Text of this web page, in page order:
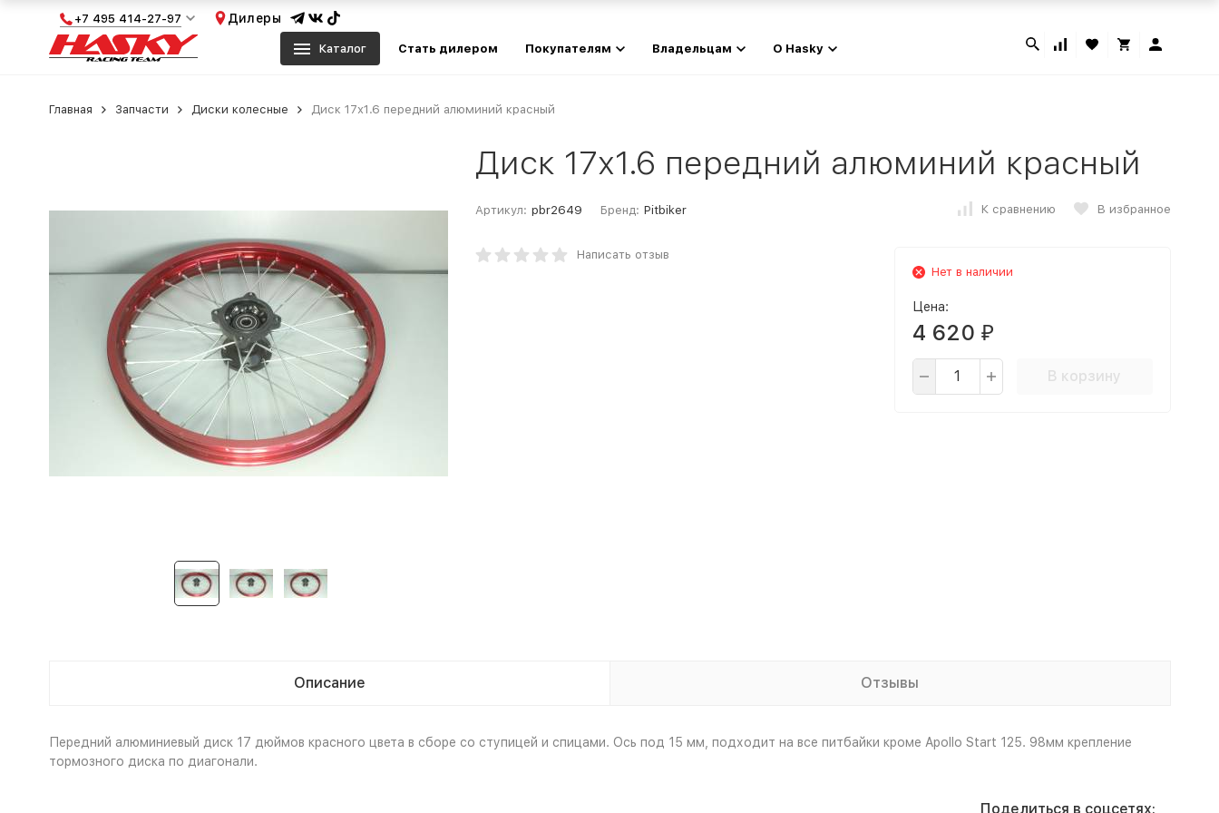
+7 495 414-27-97 Дилеры
Каталог Стать дилером Покупателям Владельцам О Hasky
Главная Запчасти Диски колесные Диск 17х1.6 передний алюминий красный
Диск 17х1.6 передний алюминий красный
Артикул: pbr2649 Бренд: Pitbiker К сравнению В избранное
Написать отзыв
Нет в наличии
Цена:
4 620 ₽
В корзину
Описание Отзывы
Передний алюминиевый диск 17 дюймов красного цвета в сборе со ступицей и спицами. Ось под 15 мм, подходит на все питбайки кроме Apollo Start 125. 98мм крепление
тормозного диска по диагонали.
Поделиться в соцсетях: